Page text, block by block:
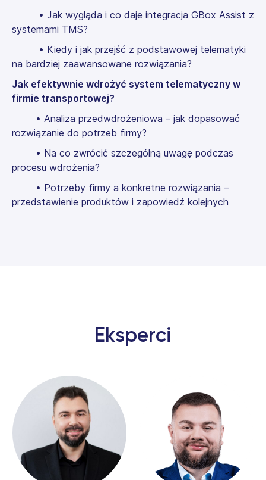
• Jak wygląda i co daje integracja GBox Assist z
systemami TMS?
• Kiedy i jak przejść z podstawowej telematyki
na bardziej zaawansowane rozwiązania?
Jak efektywnie wdrożyć system telematyczny w
firmie transportowej?
• Analiza przedwdrożeniowa – jak dopasować
rozwiązanie do potrzeb firmy?
• Na co zwrócić szczególną uwagę podczas
procesu wdrożenia?
• Potrzeby firmy a konkretne rozwiązania –
przedstawienie produktów i zapowiedź kolejnych
Eksperci